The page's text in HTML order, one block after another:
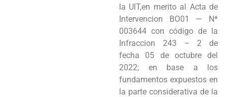
la UlT,en merito al Acta de
Intervencion BO01 — N*
003644 con código de la
Infraccion 243 – 2 de
fecha 05 de octubre del
2022; en base a los
fundamentos expuestos en
la parte considerativa de la